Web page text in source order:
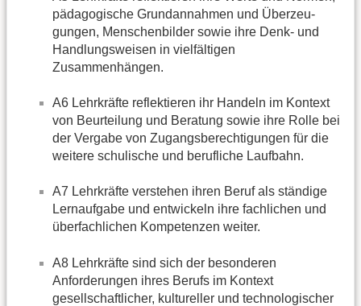
pädagogische Grundannahmen und Überzeu-
gungen, Menschenbilder sowie ihre Denk- und
Handlungsweisen in vielfältigen
Zusammenhängen.
A6 Lehrkräfte reflektieren ihr Handeln im Kontext
von Beurteilung und Beratung sowie ihre Rolle bei
der Vergabe von Zugangsberechtigungen für die
weitere schulische und berufliche Laufbahn.
A7 Lehrkräfte verstehen ihren Beruf als ständige
Lernaufgabe und entwickeln ihre fachlichen und
überfachlichen Kompetenzen weiter.
A8 Lehrkräfte sind sich der besonderen
Anforderungen ihres Berufs im Kontext
gesellschaftlicher, kultureller und technologischer